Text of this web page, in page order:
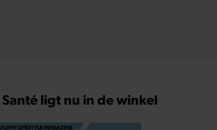
ligt nu in de winkel